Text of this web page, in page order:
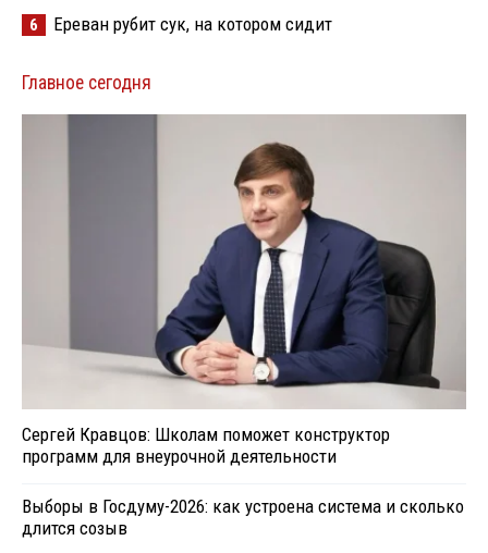
6 Ереван рубит сук, на котором сидит
Главное сегодня
Сергей Кравцов: Школам поможет конструктор
программ для внеурочной деятельности
Выборы в Госдуму-2026: как устроена система и сколько
длится созыв